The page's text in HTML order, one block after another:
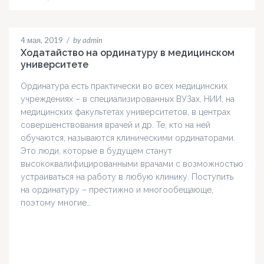
4 мая, 2019 / by admin
Ходатайство на ординатуру в медицинском
университете
Ординатура есть практически во всех медицинских
учреждениях – в специализированных ВУЗах, НИИ, на
медицинских факультетах университетов, в центрах
совершенствования врачей и др. Те, кто на ней
обучаются, называются клиническими ординаторами.
Это люди, которые в будущем станут
высококвалифицированными врачами с возможностью
устраиваться на работу в любую клинику. Поступить
на ординатуру – престижно и многообещающе,
поэтому многие…